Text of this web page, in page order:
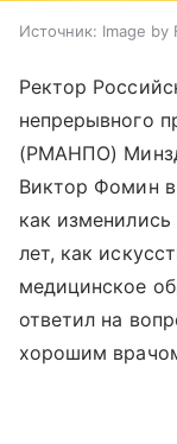
Источник: Image by
Ректор
непрерывного
(РМАНПО)
Виктор Фомин
как
лет, как
медицинское
ответил на
хорошим